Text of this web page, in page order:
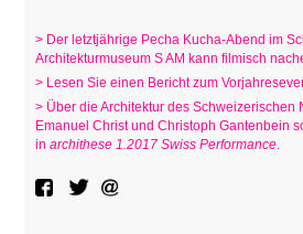
> Der letztjährige Pecha Kucha-Abend im
Architekturmuseum S AM kann filmisch
> Lesen Sie einen Bericht zum
> Über die Architektur des Schweizerischen
Emanuel Christ und Christoph Gantenbein
inarchithese 1.2017 Swiss Performance.